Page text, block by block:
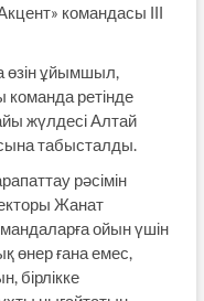
командасы ІІІ
ұйымшыл,
команда ретінде
жүлдесі Алтай
табысталды.
рәсімін
Жанат
ойын үшін
өнер ғана емес,
бірлікке